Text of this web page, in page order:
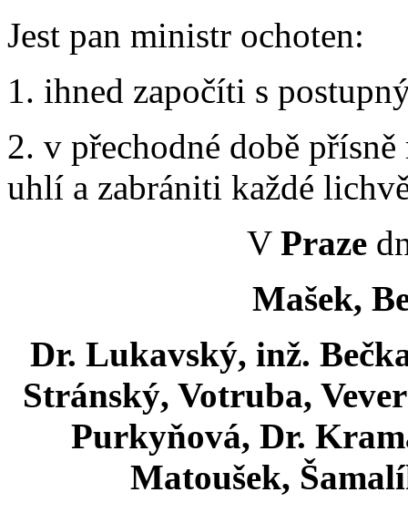
Jest pan ministr ochoten:
1. ihned započíti s
2. v přechodné době
uhlí a zabrániti každé
V Praze
Mašek,
Dr. Lukavský, inž.
Stránský, Votruba,
Purkyňová, Dr.
Matoušek,